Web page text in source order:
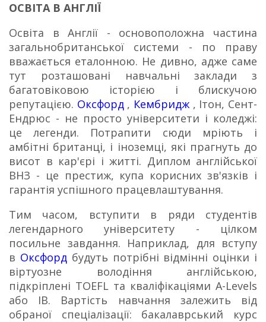
ОСВІТА В АНГЛІЇ
Освіта в Англії - основоположна частина
загальнобританської системи - по праву
вважається еталонною. Не дивно, адже саме
тут розташовані навчальні заклади з
багатовіковою історією і блискучою
репутацією. Оксфорд, Кембридж, Ітон, Сент-
Ендрюс - не просто університети і коледжі:
це легенди. Потрапити сюди мріють і
амбітні британці, і іноземці, які прагнуть до
висот в кар'єрі і житті. Диплом англійської
ВНЗ - це престиж, купа корисних зв'язків і
гарантія успішного працевлаштування.
Тим часом, вступити в ряди студентів
легендарного університету - цілком
посильне завдання. Наприклад, для вступу
в Оксфордбудуть потрібні відмінні оцінки і
віртуозне володіння англійською,
підкріплені TOEFL та кваліфікаціями A-Levels
або IB. Вартість навчання залежить від
обраної спеціалізації: бакалаврський курс